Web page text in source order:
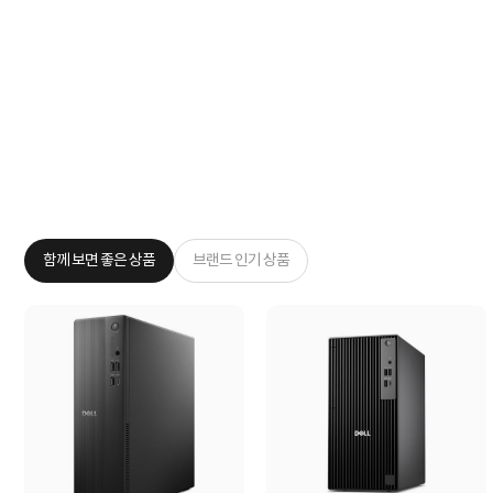
함께 보면 좋은 상품 브랜드 인기 상품